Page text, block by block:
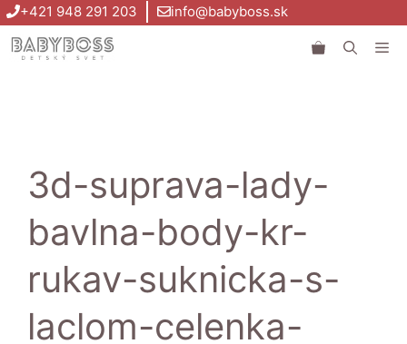
Preskočiť
na
obsah
+421 948 291 203 info@babyboss.sk
3d-suprava-lady-
bavlna-body-kr-
rukav-suknicka-s-
laclom-celenka-